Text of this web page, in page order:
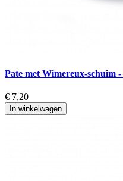
Pate met Wimereux-schuim -
€ 7,20
In winkelwagen